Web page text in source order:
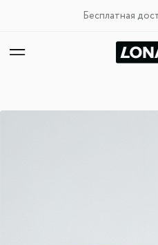
Бесплатная доставка по Казани